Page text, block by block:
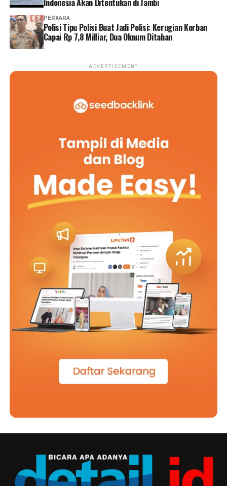
Indonesia Akan Ditentukan di Jambi
PERKARA
Polisi Tipu Polisi Buat Jadi Polisi: Kerugian Korban
Capai Rp 7,8 Milliar, Dua Oknum Ditahan
ADVERTISEMENT